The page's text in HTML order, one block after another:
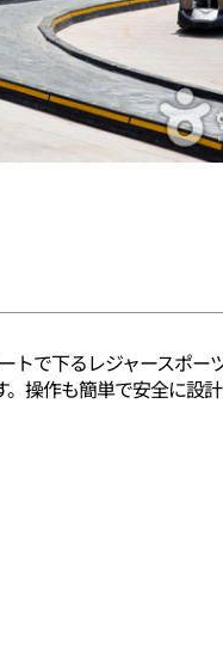
で下るレジャースポー
操作も簡単で安全に設